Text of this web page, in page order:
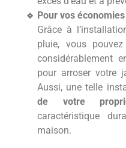
Pour vos économies
Grâce à
pluie, vous
considérablement
pour arroser votre
Aussi, une telle
de votre
caractéristique
maison.